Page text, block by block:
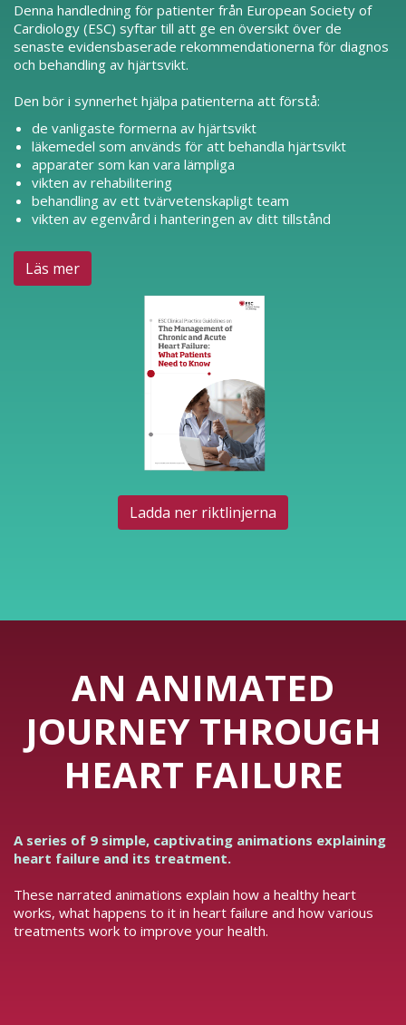
Denna handledning för patienter från European Society of
Cardiology (ESC) syftar till att ge en översikt över de
senaste evidensbaserade rekommendationerna för diagnos
och behandling av hjärtsvikt.
Den bör i synnerhet hjälpa patienterna att förstå:
de vanligaste formerna av hjärtsvikt
läkemedel som används för att behandla hjärtsvikt
apparater som kan vara lämpliga
vikten av rehabilitering
behandling av ett tvärvetenskapligt team
vikten av egenvård i hanteringen av ditt tillstånd
Läs mer
Ladda ner riktlinjerna
AN ANIMATED
JOURNEY THROUGH
HEART FAILURE
A series of 9 simple, captivating animations explaining
heart failure and its treatment.
These narrated animations explain how a healthy heart
works, what happens to it in heart failure and how various
treatments work to improve your health.